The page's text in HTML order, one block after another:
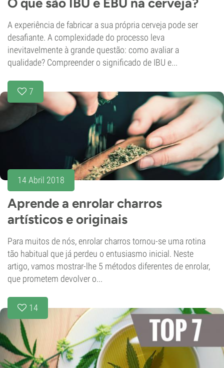
A experiência de fabricar a sua própria cerveja pode ser
desafiante. A complexidade do processo leva
inevitavelmente à grande questão: como avaliar a
qualidade? Compreender o significado de IBU e...
7
14 Abril 2018
Aprende a enrolar charros
artísticos e originais
Para muitos de nós, enrolar charros tornou-se uma rotina
tão habitual que já perdeu o entusiasmo inicial. Neste
artigo, vamos mostrar-lhe 5 métodos diferentes de enrolar,
que prometem devolver o...
14